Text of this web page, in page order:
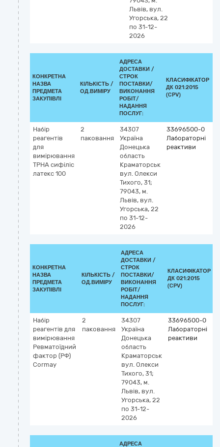
Львів, вул.
Угорська, 22
по 31-12-
2026
КОНКРЕТНА
НАЗВА
ПРЕДМЕТА
ЗАКУПІВЛІ
КІЛЬКІСТЬ /
ОД.ВИМІРУ
АДРЕСА
ДОСТАВКИ /
СТРОК
ПОСТАВКИ/
ВИКОНАННЯ
РОБІТ/
НАДАННЯ
ПОСЛУГ:
КЛАСИФІКАТОР
ДК 021:2015
(CPV)
Набір
реагентів
для
вимірювання
TPHA сифіліс
латекс 100
2
паковання
34307
Україна
Донецька
область
Краматорськ
вул. Олекси
Тихого, 31;
79043, м.
Львів, вул.
Угорська, 22
по 31-12-
2026
33696500-0
Лабораторні
реактиви
КОНКРЕТНА
НАЗВА
ПРЕДМЕТА
ЗАКУПІВЛІ
КІЛЬКІСТЬ /
ОД.ВИМІРУ
АДРЕСА
ДОСТАВКИ /
СТРОК
ПОСТАВКИ/
ВИКОНАННЯ
РОБІТ/
НАДАННЯ
ПОСЛУГ:
КЛАСИФІКАТОР
ДК 021:2015
(CPV)
Набір
реагентів для
вимірювання
Ревматоїдний
фактор (РФ)
Cormay
2
паковання
34307
Україна
Донецька
область
Краматорськ
вул. Олекси
Тихого, 31;
79043, м.
Львів, вул.
Угорська, 22
по 31-12-
2026
33696500-0
Лабораторні
реактиви
АДРЕСА